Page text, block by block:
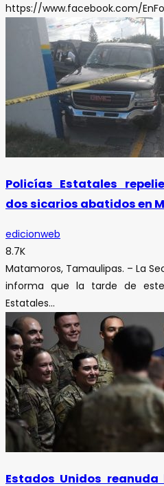
https://www.facebook.com/
Policías Estatales
dos sicarios abatidos en
edicionweb
8.7K
Matamoros, Tamaulipas. – La
informa que la tarde de
Estatales...
Estados Unidos